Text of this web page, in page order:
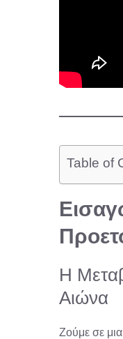
Table of
Η
Αιώνα
Ζούμε σε